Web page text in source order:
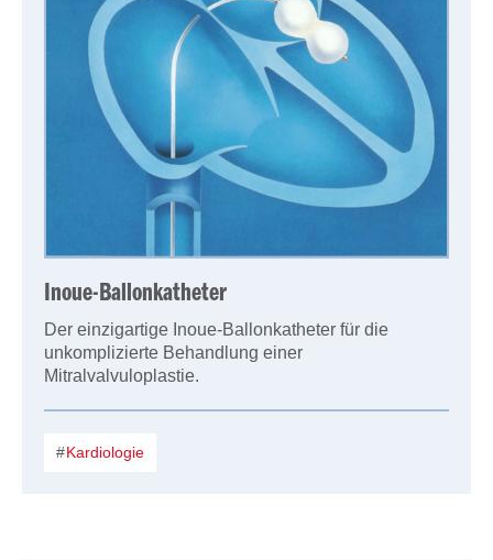
Inoue-Ballonkatheter
Der einzigartige Inoue-Ballonkatheter für die
unkomplizierte Behandlung einer
Mitralvalvuloplastie.
Kardiologie